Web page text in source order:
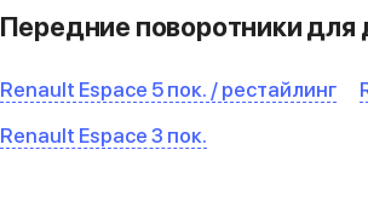
Передние поворотники для
Renault Espace 5 пок. / рестайлинг
Renault Espace 3 пок.